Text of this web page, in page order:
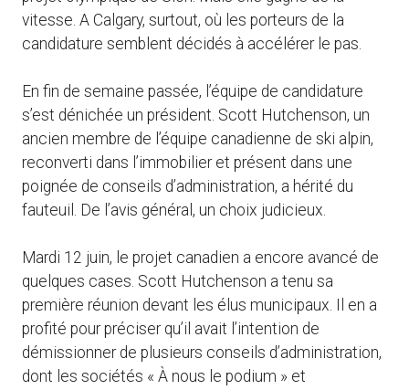
vitesse. A Calgary, surtout, où les porteurs de la
candidature semblent décidés à accélérer le pas.
En fin de semaine passée, l’équipe de candidature
s’est dénichée un président. Scott Hutchenson, un
ancien membre de l’équipe canadienne de ski alpin,
reconverti dans l’immobilier et présent dans une
poignée de conseils d’administration, a hérité du
fauteuil. De l’avis général, un choix judicieux.
Mardi 12 juin, le projet canadien a encore avancé de
quelques cases. Scott Hutchenson a tenu sa
première réunion devant les élus municipaux. Il en a
profité pour préciser qu’il avait l’intention de
démissionner de plusieurs conseils d’administration,
dont les sociétés « À nous le podium » et